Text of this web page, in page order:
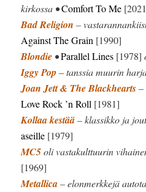
kirkossa •Comfort To Me
Bad Religion –
Against The Grain [1990]
Blondie •Parallel Lines [1978]
Iggy Pop – tanssia muurin
Joan Jett & The Blackhearts–
Love Rock ’n Roll [1981]
Kollaa kestää– klassikko ja
aseille [1979]
MC5oli vastakulttuurin
[1969]
Metallica– elonmerkkejä